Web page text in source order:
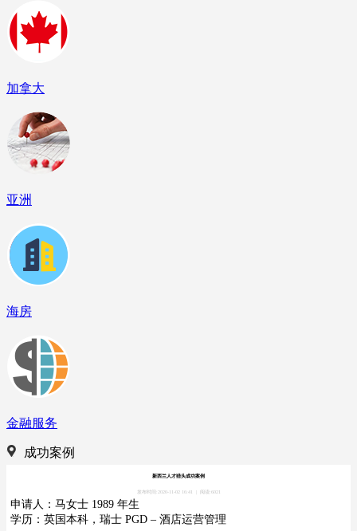
加拿大
亚洲
海房
金融服务
成功案例
新西兰人才猎头成功案例
发布时间:2020-11-02 16:41 阅读:6021
申请人：马女士 1989 年生
学历：英国本科，瑞士 PGD – 酒店运营管理